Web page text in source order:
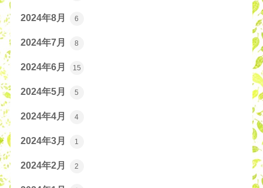
2024年8月 6
2024年7月 8
2024年6月 15
2024年5月 5
2024年4月 4
2024年3月 1
2024年2月 2